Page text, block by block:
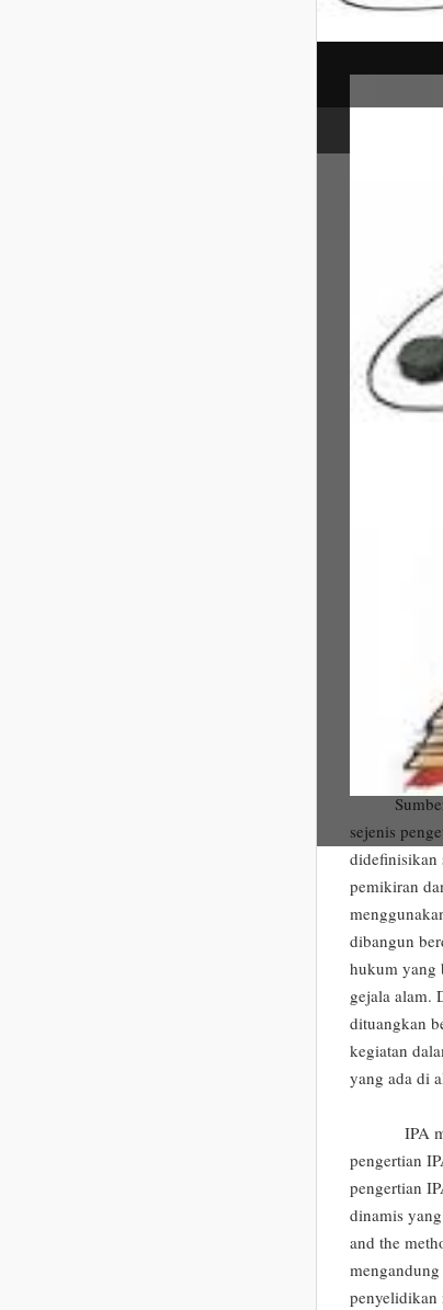
Anonim
Rabu, 11
diartikan
yang
dengan
bahasa
dan natural
fowler
yang
Sumber
sejenis
didefinisikan
pemikiran
dibangun
hukum yang
gejala alam.
dituangkan
kegiatan
yang ada di
IPA
pengertian
pengertian
dinamis
and the
penyelidikan